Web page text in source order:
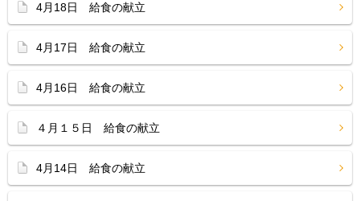
4月18日 給食の献立
4月17日 給食の献立
4月16日 給食の献立
４月１５日 給食の献立
4月14日 給食の献立